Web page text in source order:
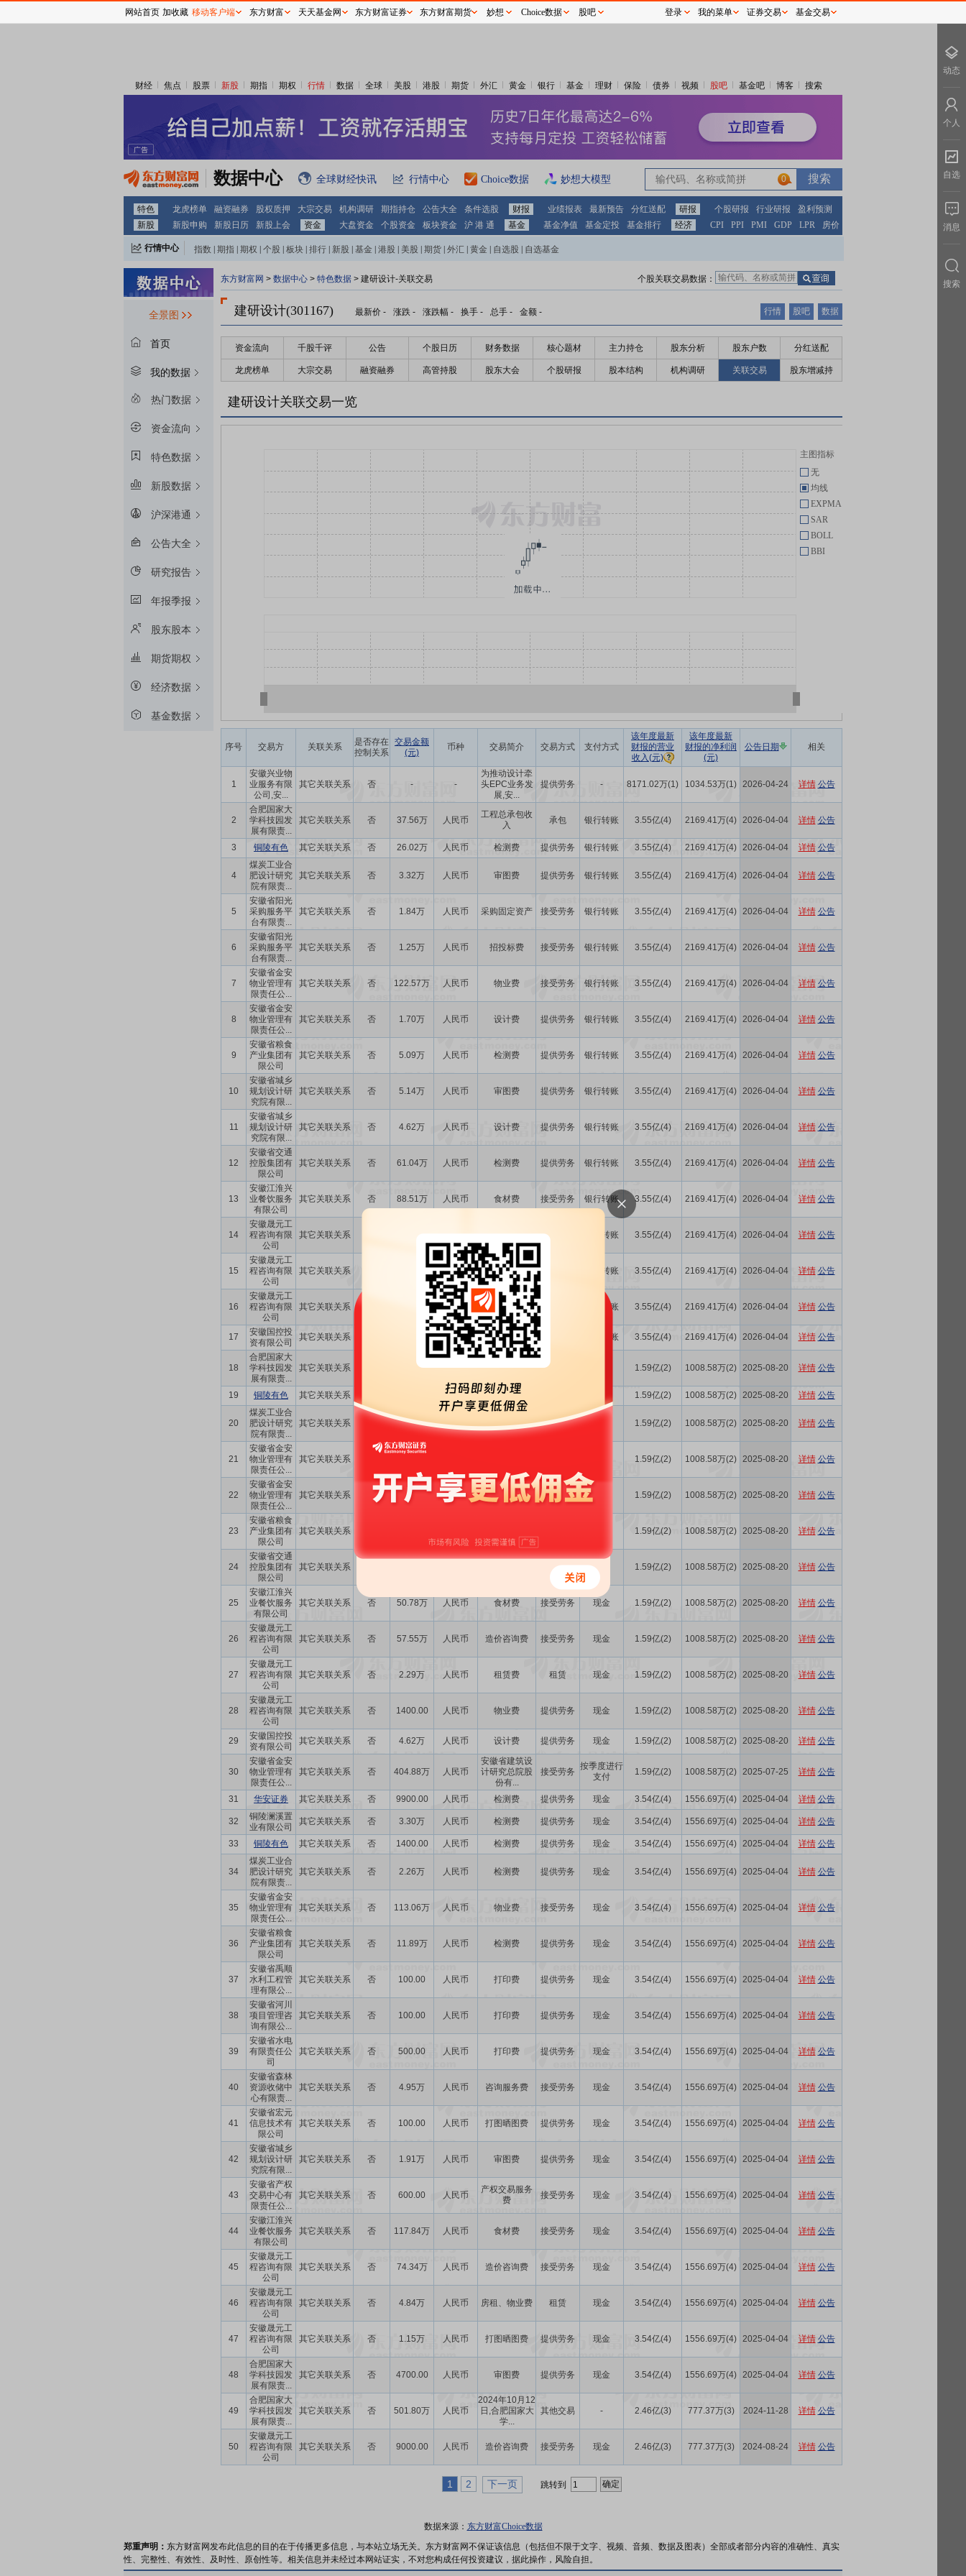
财经 焦点 股票 新股 期指 期权 行情 数据 全球 美股 港股 期货 外汇 黄金 银行 基金 理财 保险 债券 视频 股吧 基金吧 博客 搜索
数据中心 全球财经快讯 行情中心 Choice数据 妙想大模型 0
特色 龙虎榜单 融资融券 股权质押 大宗交易 机构调研 期指持仓 公告大全 条件选股 财报 业绩报表 最新预告 分红送配 研报 个股研报 行业研报
盈利预测
新股
新股申购 新股日历 新股上会 资金 大盘资金 个股资金 板块资金 沪 港 通 基金 基金净值 基金定投 基金排行 经济 CPI PPI PMI GDP LPR 房价
行情中心 指数 期指 期权 个股 板块 排行 新股 基金 港股 美股 期货 外汇 黄金 自选股 自选基金
全景图
首页
我的数据
热门数据
资金流向
特色数据
新股数据
沪深港通
公告大全
研究报告
年报季报
股东股本
期货期权
经济数据
基金数据
东方财富网 > 数据中心 > 特色数据 > 建研设计-关联交易 个股关联交易数据：
建研设计(301167) 最新价 - 涨跌 - 涨跌幅 - 换手 - 总手 - 金额 - 行情 股吧 数据
资金流向 千股千评 公告 个股日历 财务数据 核心题材 主力持仓 股东分析 股东户数 分红送配
龙虎榜单 大宗交易 融资融券 高管持股 股东大会 个股研报 股本结构 机构调研 关联交易 股东增减持
建研设计关联交易一览
主图指标
无
均线
EXPMA
SAR
BOLL
BBI
序号 交易方 关联关系
是否存在
控制关系
交易金额
(元)
币种 交易简介 交易方式 支付方式
该年度最新
财报的营业
收入(元)
该年度最新
财报的净利润
(元)
公告日期 相关
1
安徽兴业物
业服务有限
公司,安...
其它关联关系 否 - -
为推动设计牵
头EPC业务发
展,安...
提供劳务 - 8171.02万(1) 1034.53万(1) 2026-04-24 详情 公告
2
合肥国家大
学科技园发
展有限责...
其它关联关系 否 37.56万 人民币
工程总承包收
入
承包 银行转账 3.55亿(4) 2169.41万(4) 2026-04-04 详情 公告
3 铜陵有色 其它关联关系 否 26.02万 人民币 检测费 提供劳务 银行转账 3.55亿(4) 2169.41万(4) 2026-04-04 详情 公告
4
煤炭工业合
肥设计研究
院有限责...
其它关联关系 否 3.32万 人民币 审图费 提供劳务 银行转账 3.55亿(4) 2169.41万(4) 2026-04-04 详情 公告
5
安徽省阳光
采购服务平
台有限责...
其它关联关系 否 1.84万 人民币 采购固定资产 接受劳务 银行转账 3.55亿(4) 2169.41万(4) 2026-04-04 详情 公告
6
安徽省阳光
采购服务平
台有限责...
其它关联关系 否 1.25万 人民币 招投标费 接受劳务 银行转账 3.55亿(4) 2169.41万(4) 2026-04-04 详情 公告
7
安徽省金安
物业管理有
限责任公...
其它关联关系 否 122.57万 人民币 物业费 接受劳务 银行转账 3.55亿(4) 2169.41万(4) 2026-04-04 详情 公告
8
安徽省金安
物业管理有
限责任公...
其它关联关系 否 1.70万 人民币 设计费 提供劳务 银行转账 3.55亿(4) 2169.41万(4) 2026-04-04 详情 公告
9
安徽省粮食
产业集团有
限公司
其它关联关系 否 5.09万 人民币 检测费 提供劳务 银行转账 3.55亿(4) 2169.41万(4) 2026-04-04 详情 公告
10
安徽省城乡
规划设计研
究院有限...
其它关联关系 否 5.14万 人民币 审图费 提供劳务 银行转账 3.55亿(4) 2169.41万(4) 2026-04-04 详情 公告
11
安徽省城乡
规划设计研
究院有限...
其它关联关系 否 4.62万 人民币 设计费 提供劳务 银行转账 3.55亿(4) 2169.41万(4) 2026-04-04 详情 公告
12
安徽省交通
控股集团有
限公司
其它关联关系 否 61.04万 人民币 检测费 提供劳务 银行转账 3.55亿(4) 2169.41万(4) 2026-04-04 详情 公告
13
安徽江淮兴
业餐饮服务
有限公司
其它关联关系 否 88.51万 人民币 食材费 接受劳务 银行转账 3.55亿(4) 2169.41万(4) 2026-04-04 详情 公告
14
安徽晟元工
程咨询有限
公司
其它关联关系 96.38万 人民币 造价咨询 接受劳务 银行转账 3.55亿(4) 2169.41万(4) 2026-04-04 详情 公告
15
安徽晟元工
程咨询有限
公司
其它关联关系 人民币 房租、物业费 银行转账 3.55亿(4) 2169.41万(4) 2026-04-04 详情 公告
16
安徽晟元工
程咨询有限
公司
其它关联关系 8500.00 人民币 图文费 提供劳务 银行转账 3.55亿(4) 2169.41万(4) 2026-04-04 详情 公告
17
安徽国控投
资有限公司
其它关联关系 12.36万 人民币
工程总承包及
设计费
银行转账 3.55亿(4) 2169.41万(4) 2026-04-04 详情 公告
18
合肥国家大
学科技园发
展有限责...
其它关联关系 22.21万 人民币 提供劳务 1.59亿(2) 1008.58万(2) 2025-08-20 详情 公告
19 铜陵有色 其它关联关系 人民币 检测费 1.59亿(2) 1008.58万(2) 2025-08-20 详情 公告
20
煤炭工业合
肥设计研究
院有限责...
其它关联关系 3.32万 人民币 审图费 提供劳务 1.59亿(2) 1008.58万(2) 2025-08-20 详情 公告
21
安徽省金安
物业管理有
限责任公...
其它关联关系 1.59亿(2) 1008.58万(2) 2025-08-20 详情 公告
22
安徽省金安
物业管理有
限责任公...
其它关联关系 否 1.70万 人民币 设计费 提供劳务 1.59亿(2) 1008.58万(2) 2025-08-20 详情 公告
23
安徽省粮食
产业集团有
限公司
其它关联关系 1.59亿(2) 1008.58万(2) 2025-08-20 详情 公告
24
安徽省交通
控股集团有
限公司
其它关联关系 提供劳务 现金 1.59亿(2) 1008.58万(2) 2025-08-20 详情 公告
25
安徽江淮兴
业餐饮服务
有限公司
其它关联关系 否 50.78万 人民币 食材费 接受劳务 现金 1.59亿(2) 1008.58万(2) 2025-08-20 详情 公告
26
安徽晟元工
程咨询有限
公司
其它关联关系 否 57.55万 人民币 造价咨询费 接受劳务 现金 1.59亿(2) 1008.58万(2) 2025-08-20 详情 公告
27
安徽晟元工
程咨询有限
公司
其它关联关系 否 2.29万 人民币 租赁费 租赁 现金 1.59亿(2) 1008.58万(2) 2025-08-20 详情 公告
28
安徽晟元工
程咨询有限
公司
其它关联关系 否 1400.00 人民币 物业费 提供劳务 现金 1.59亿(2) 1008.58万(2) 2025-08-20 详情 公告
29
安徽国控投
资有限公司
其它关联关系 否 4.62万 人民币 设计费 提供劳务 现金 1.59亿(2) 1008.58万(2) 2025-08-20 详情 公告
30
安徽省金安
物业管理有
限责任公...
其它关联关系 否 404.88万 人民币
安徽省建筑设
计研究总院股
份有...
接受劳务
按季度进行
支付
1.59亿(2) 1008.58万(2) 2025-07-25 详情 公告
31 华安证券 其它关联关系 否 9900.00 人民币 检测费 提供劳务 现金 3.54亿(4) 1556.69万(4) 2025-04-04 详情 公告
32
铜陵澜溪置
业有限公司
其它关联关系 否 3.30万 人民币 检测费 提供劳务 现金 3.54亿(4) 1556.69万(4) 2025-04-04 详情 公告
33 铜陵有色 其它关联关系 否 1400.00 人民币 检测费 提供劳务 现金 3.54亿(4) 1556.69万(4) 2025-04-04 详情 公告
34
煤炭工业合
肥设计研究
院有限责...
其它关联关系 否 2.26万 人民币 检测费 提供劳务 现金 3.54亿(4) 1556.69万(4) 2025-04-04 详情 公告
35
安徽省金安
物业管理有
限责任公...
其它关联关系 否 113.06万 人民币 物业费 接受劳务 现金 3.54亿(4) 1556.69万(4) 2025-04-04 详情 公告
36
安徽省粮食
产业集团有
限公司
其它关联关系 否 11.89万 人民币 检测费 提供劳务 现金 3.54亿(4) 1556.69万(4) 2025-04-04 详情 公告
37
安徽省禹顺
水利工程管
理有限公...
其它关联关系 否 100.00 人民币 打印费 提供劳务 现金 3.54亿(4) 1556.69万(4) 2025-04-04 详情 公告
38
安徽省河川
项目管理咨
询有限公...
其它关联关系 否 100.00 人民币 打印费 提供劳务 现金 3.54亿(4) 1556.69万(4) 2025-04-04 详情 公告
39
安徽省水电
有限责任公
司
其它关联关系 否 500.00 人民币 打印费 提供劳务 现金 3.54亿(4) 1556.69万(4) 2025-04-04 详情 公告
40
安徽省森林
资源收储中
心有限责...
其它关联关系 否 4.95万 人民币 咨询服务费 接受劳务 现金 3.54亿(4) 1556.69万(4) 2025-04-04 详情 公告
41
安徽省宏元
信息技术有
限公司
其它关联关系 否 100.00 人民币 打图晒图费 提供劳务 现金 3.54亿(4) 1556.69万(4) 2025-04-04 详情 公告
42
安徽省城乡
规划设计研
究院有限...
其它关联关系 否 1.91万 人民币 审图费 提供劳务 现金 3.54亿(4) 1556.69万(4) 2025-04-04 详情 公告
43
安徽省产权
交易中心有
限责任公...
其它关联关系 否 600.00 人民币
产权交易服务
费
接受劳务 现金 3.54亿(4) 1556.69万(4) 2025-04-04 详情 公告
44
安徽江淮兴
业餐饮服务
有限公司
其它关联关系 否 117.84万 人民币 食材费 接受劳务 现金 3.54亿(4) 1556.69万(4) 2025-04-04 详情 公告
45
安徽晟元工
程咨询有限
公司
其它关联关系 否 74.34万 人民币 造价咨询费 接受劳务 现金 3.54亿(4) 1556.69万(4) 2025-04-04 详情 公告
46
安徽晟元工
程咨询有限
公司
其它关联关系 否 4.84万 人民币 房租、物业费 租赁 现金 3.54亿(4) 1556.69万(4) 2025-04-04 详情 公告
47
安徽晟元工
程咨询有限
公司
其它关联关系 否 1.15万 人民币 打图晒图费 提供劳务 现金 3.54亿(4) 1556.69万(4) 2025-04-04 详情 公告
48
合肥国家大
学科技园发
展有限责...
其它关联关系 否 4700.00 人民币 审图费 提供劳务 现金 3.54亿(4) 1556.69万(4) 2025-04-04 详情 公告
49
合肥国家大
学科技园发
展有限责...
其它关联关系 否 501.80万 人民币
2024年10月12
日,合肥国家大
学...
其他交易 - 2.46亿(3) 777.37万(3) 2024-11-28 详情 公告
50
安徽晟元工
程咨询有限
公司
其它关联关系 否 9000.00 人民币 造价咨询费 接受劳务 现金 2.46亿(3) 777.37万(3) 2024-08-24 详情 公告
1 2 下一页 跳转到
数据来源： 东方财富Choice数据
郑重声明： 东方财富网发布此信息的目的在于传播更多信息，与本站立场无关。东方财富网不保证该信息（包括但不限于文字、视频、音频、数据及图表）全部或者部分内容的准确性、真实
性、完整性、有效性、及时性、原创性等。相关信息并未经过本网站证实，不对您构成任何投资建议，据此操作，风险自担。
网站首页 加收藏 移动客户端 东方财富 天天基金网 东方财富证券 东方财富期货 妙想 Choice数据 股吧 登录 我的菜单 证券交易 基金交易
动态
个人
自选
消息
搜索